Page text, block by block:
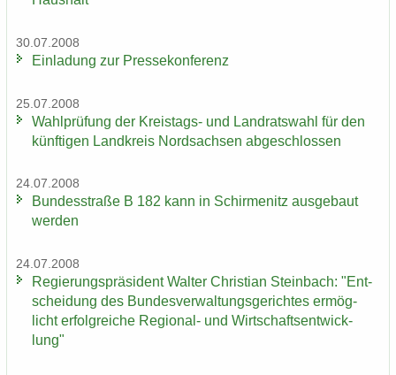
30.07.2008
Ein­la­dung zur Pres­se­kon­fe­renz
25.07.2008
Wahl­prü­fung der Kreistags-​ und Land­rats­wahl für den
künf­ti­gen Land­kreis Nord­sach­sen ab­ge­schlos­sen
24.07.2008
Bun­des­stra­ße B 182 kann in Schir­menitz aus­ge­baut
wer­den
24.07.2008
Re­gie­rungs­prä­si­dent Wal­ter Chris­ti­an Stein­bach: "Ent­
schei­dung des Bun­des­ver­wal­tungs­ge­rich­tes er­mög­
licht er­folg­rei­che Regional-​ und Wirt­schafts­ent­wick­
lung"